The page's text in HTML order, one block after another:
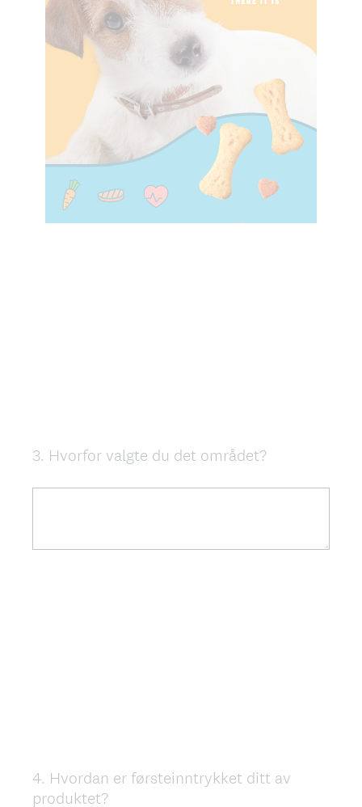
Question
3. Hvorfor valgte du det området?
Question
Title
4. Hvordan er førsteinntrykket ditt av
produktet?